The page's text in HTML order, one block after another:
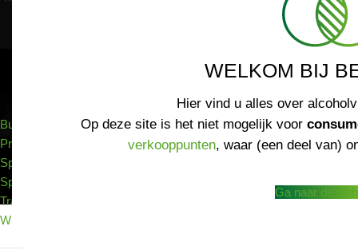
WELKOM BIJ
Hier vind u alles over
Op deze site is het niet mogelijk voor
verkooppunten, waar (een deel van)
Ga naar de
Bubbels
Proxy / Botanical
Sparkling Tea
Spirits
Traubensecco's
Wijnen
Lust & Feast
ambitie is
dranken.
Vanuit Zuid-
opbouw, waar